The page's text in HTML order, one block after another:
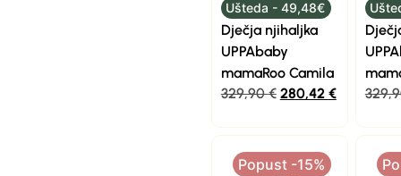
Ušteda - 49,48€
Dječja njihaljka
UPPAbaby
mamaRoo Camila
329,90€ 280,42 €
Popust -15%